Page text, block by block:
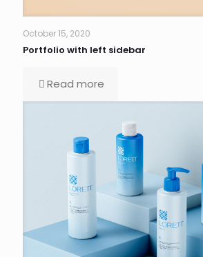
October 15, 2020
Portfolio with left sidebar
Read more